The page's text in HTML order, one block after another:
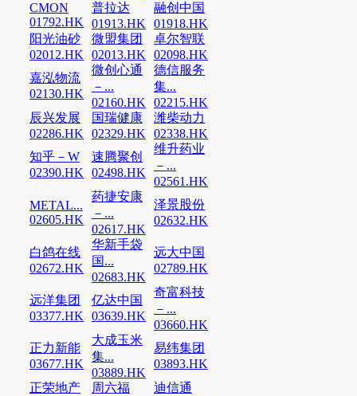
CMON
01792.HK
普拉达
01913.HK
融创中国
01918.HK
阳光油砂
02012.HK
微盟集团
02013.HK
卓尔智联
02098.HK
嘉泓物流
02130.HK
微创心通
－...
02160.HK
德信服务
集...
02215.HK
辰兴发展
02286.HK
国瑞健康
02329.HK
潍柴动力
02338.HK
知乎－W
02390.HK
速腾聚创
02498.HK
维升药业
－...
02561.HK
METAL...
02605.HK
药捷安康
－...
02617.HK
泽景股份
02632.HK
白鸽在线
02672.HK
华新手袋
国...
02683.HK
远大中国
02789.HK
远洋集团
03377.HK
亿达中国
03639.HK
奇富科技
－...
03660.HK
正力新能
03677.HK
大成玉米
集...
03889.HK
易纬集团
03893.HK
正荣地产
周六福
迪信通